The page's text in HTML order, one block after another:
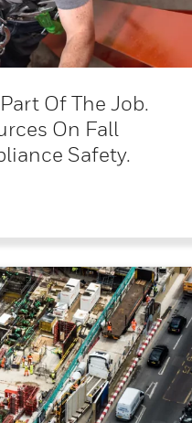
Of The Job.
On Fall
Safety.